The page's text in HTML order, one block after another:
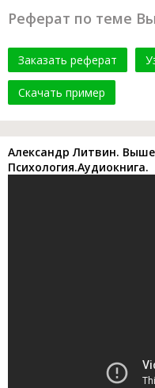
Реферат по теме
Заказать реферат
Скачать пример
Александр Литвин. Выше
Психология.Аудиокнига.